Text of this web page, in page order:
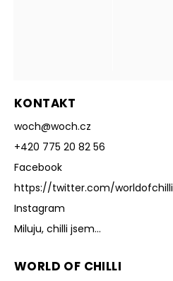
KONTAKT
woch@woch.cz
+420 775 20 82 56
Facebook
https://twitter.com/worldofchilli
Instagram
Miluju, chilli jsem...
WORLD OF CHILLI